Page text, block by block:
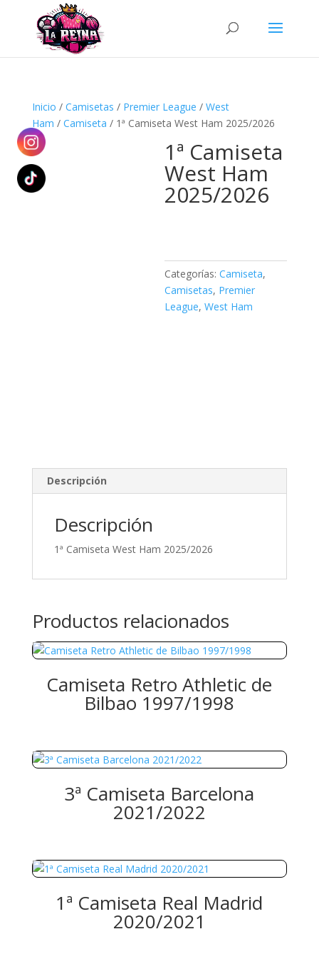
Búsqueda
productos
Inicio / Camisetas / Premier League / West
Ham / Camiseta / 1ª Camiseta West Ham 2025/2026
1ª Camiseta
West Ham
2025/2026
Categorías:Camiseta,
Camisetas, Premier
League,West Ham
Descripción
Descripción
1ª Camiseta West Ham 2025/2026
Productos relacionados
Camiseta Retro Athletic de
Bilbao 1997/1998
3ª Camiseta Barcelona
2021/2022
1ª Camiseta Real Madrid
2020/2021